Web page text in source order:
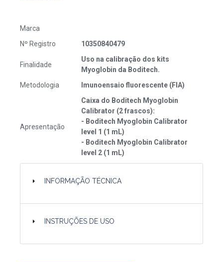
Marca
Nº Registro
10350840479
Finalidade
Uso na calibração dos kits
Myoglobin da Boditech.
Metodologia
Imunoensaio fluorescente (FIA)
Apresentação
Caixa do Boditech Myoglobin
Calibrator (2 frascos):
- Boditech Myoglobin Calibrator
level 1 (1 mL)
- Boditech Myoglobin Calibrator
level 2 (1 mL)
INFORMAÇÃO TÉCNICA
INSTRUÇÕES DE USO